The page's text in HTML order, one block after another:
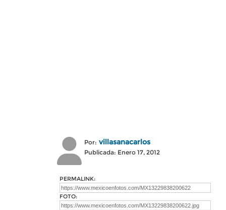
Por: villasanacarlos
Publicada: Enero 17, 2012
PERMALINK:
FOTO: